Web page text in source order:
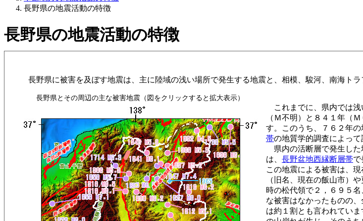
長野県の地震活動の特徴
長野県の地震活動の特徴
長野県に被害を及ぼす地震は、主に陸域の浅い場所で発生する地震と、相模、駿河、南海トラ
長野県とその周辺の主な被害地震（図をクリックすると拡大表示）
これまでに、県内では浅
（Ｍ不明）と８４１年（
す。このうち、７６２年
帯の地質学的調査によっ
県内の活断層で発生した
は、 長野盆地西縁断層帯で
この地震による被害は、
（旧名、現在の飯山市）
時の松代領で２，６９５
な被害はなかったものの
は約１割とも言われてい